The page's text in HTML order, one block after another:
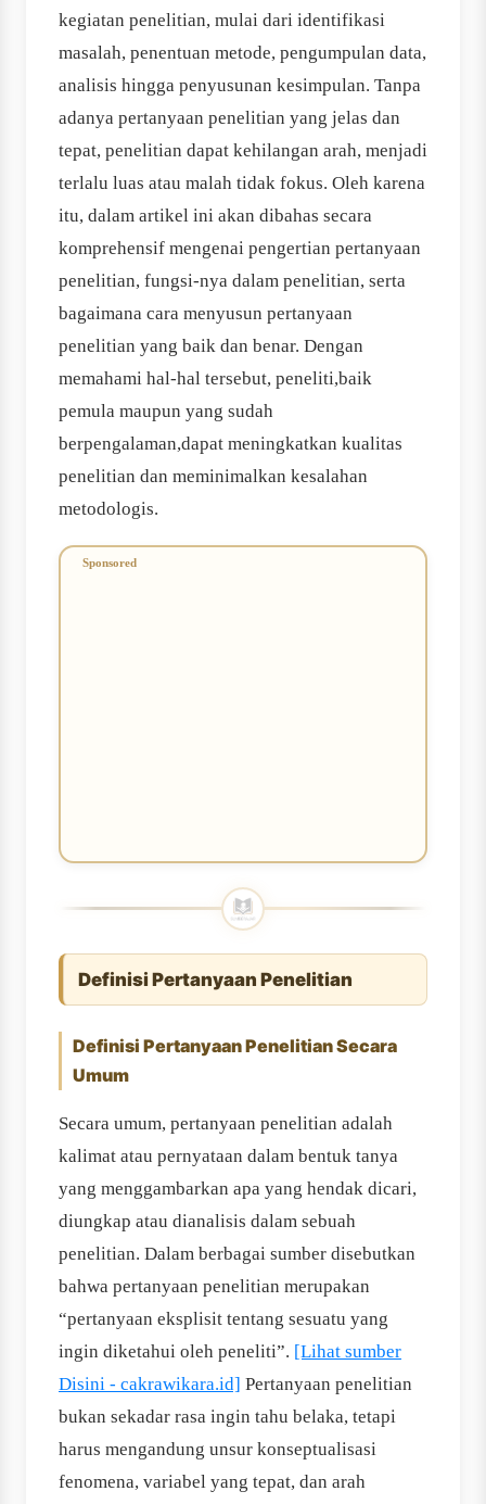
kegiatan penelitian, mulai dari identifikasi
masalah, penentuan metode, pengumpulan data,
analisis hingga penyusunan kesimpulan. Tanpa
adanya pertanyaan penelitian yang jelas dan
tepat, penelitian dapat kehilangan arah, menjadi
terlalu luas atau malah tidak fokus. Oleh karena
itu, dalam artikel ini akan dibahas secara
komprehensif mengenai pengertian pertanyaan
penelitian, fungsi-nya dalam penelitian, serta
bagaimana cara menyusun pertanyaan
penelitian yang baik dan benar. Dengan
memahami hal-hal tersebut, peneliti,baik
pemula maupun yang sudah
berpengalaman,dapat meningkatkan kualitas
penelitian dan meminimalkan kesalahan
metodologis.
Definisi Pertanyaan Penelitian
Definisi Pertanyaan Penelitian Secara
Umum
Secara umum, pertanyaan penelitian adalah
kalimat atau pernyataan dalam bentuk tanya
yang menggambarkan apa yang hendak dicari,
diungkap atau dianalisis dalam sebuah
penelitian. Dalam berbagai sumber disebutkan
bahwa pertanyaan penelitian merupakan
“pertanyaan eksplisit tentang sesuatu yang
ingin diketahui oleh peneliti”. [Lihat sumber
Disini - cakrawikara.id] Pertanyaan penelitian
bukan sekadar rasa ingin tahu belaka, tetapi
harus mengandung unsur konseptualisasi
fenomena, variabel yang tepat, dan arah